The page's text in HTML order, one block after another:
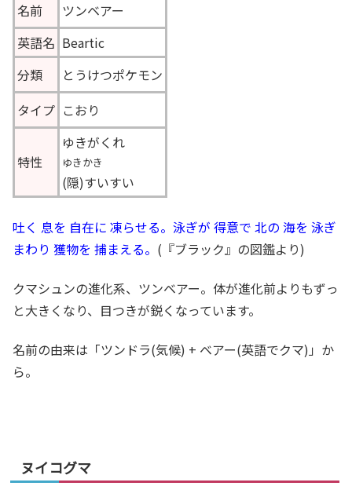
名前
ツンベアー
英語名 Beartic
分類
とうけつポケモン
タイプ こおり
特性
ゆきがくれ
ゆきかき
(隠)すいすい
吐く 息を 自在に 凍らせる。泳ぎが 得意で 北の 海を 泳ぎ
まわり 獲物を 捕まえる。 (『ブラック』の図鑑より)
クマシュンの進化系、ツンベアー。体が進化前よりもずっ
と大きくなり、目つきが鋭くなっています。
名前の由来は「ツンドラ(気候) + ベアー(英語でクマ)」か
ら。
ヌイコグマ